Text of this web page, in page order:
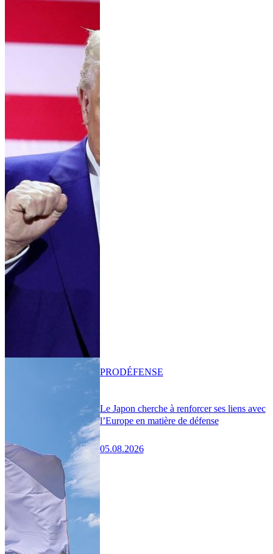
Le Japon cherche à renforcer ses liens avec
l’Europe en matière de défense
05.08.2026
PRODÉFENSE